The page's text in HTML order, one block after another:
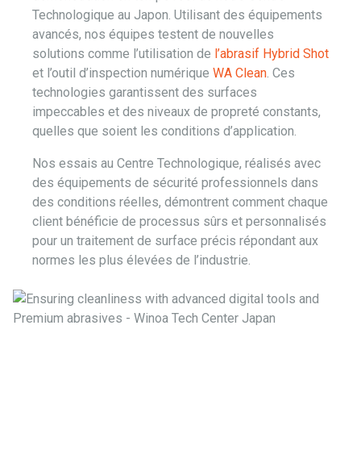
Technologique au Japon. Utilisant des équipements
avancés, nos équipes testent de nouvelles
solutions comme l’utilisation de l’abrasif Hybrid Shot
et l’outil d’inspection numérique WA Clean. Ces
technologies garantissent des surfaces
impeccables et des niveaux de propreté constants,
quelles que soient les conditions d’application.
Nos essais au Centre Technologique, réalisés avec
des équipements de sécurité professionnels dans
des conditions réelles, démontrent comment chaque
client bénéficie de processus sûrs et personnalisés
pour un traitement de surface précis répondant aux
normes les plus élevées de l’industrie.